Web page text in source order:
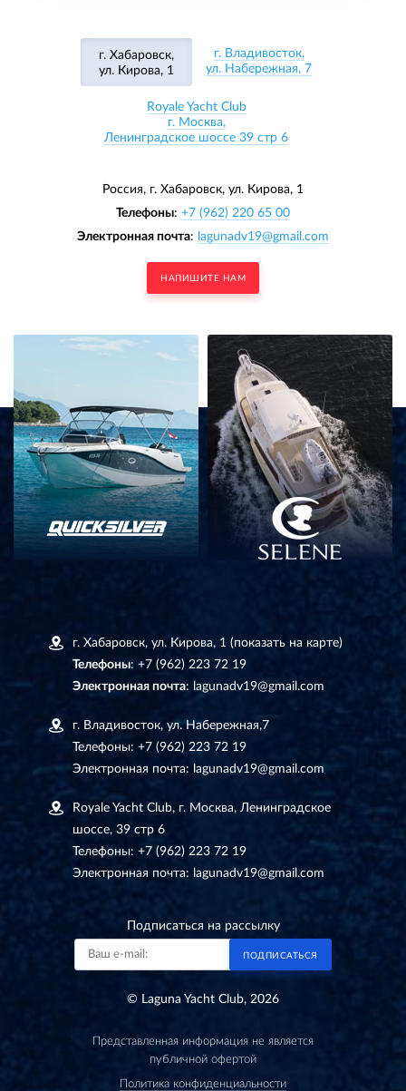
г. Хабаровск,
ул. Кирова, 1
г. Владивосток,
ул. Набережная, 7
Royale Yacht Club
г. Москва,
Ленинградское шоссе 39 стр 6
Россия, г. Хабаровск, ул. Кирова, 1
Телефоны: +7 (962) 220 65 00
Электронная почта: lagunadv19@gmail.com
НАПИШИТЕ НАМ
г. Хабаровск, ул. Кирова, 1 (показать на карте)
Телефоны: +7 (962) 223 72 19
Электронная почта: lagunadv19@gmail.com
г. Владивосток, ул. Набережная,7
Телефоны: +7 (962) 223 72 19
Электронная почта: lagunadv19@gmail.com
Royale Yacht Club, г. Москва, Ленинградское
шоссе, 39 стр 6
Телефоны: +7 (962) 223 72 19
Электронная почта: lagunadv19@gmail.com
Подписаться на рассылку
ПОДПИСАТЬСЯ
© Laguna Yacht Club, 2026
Представленная информация не является
публичной офертой
Политика конфиденциальности